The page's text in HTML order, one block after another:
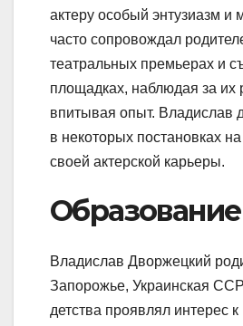
актеру особый энтузиазм и
часто сопровождал
театральных премьерах и
площадках, наблюдая за их
впитывая опыт. Владислав
в некоторых постановках
своей актерской карьеры.
Владислав Дворжецкий
Запорожье, Украинская
детства проявлял интерес к